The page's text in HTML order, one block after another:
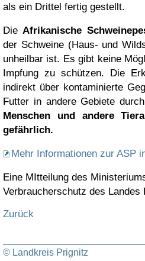
als ein Drittel fertig gestellt.
DieAfrikanische
der Schweine (Haus- und
unheilbar ist. Es gibt keine
Impfung zu schützen. Die
indirekt über kontaminierte
Futter in andere Gebiete
Menschen und andere
gefährlich.
Mehr Informationen zur ASP
Eine MItteilung des
Verbraucherschutz des Landes
Zurück
© Landkreis Prignitz